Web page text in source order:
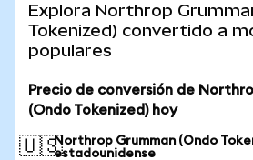
Explora Northrop
Tokenized) convertido a
populares
Precio de conversión de
(Ondo Tokenized) hoy
🇺🇸Northrop Grumman (Ondo
estadounidense